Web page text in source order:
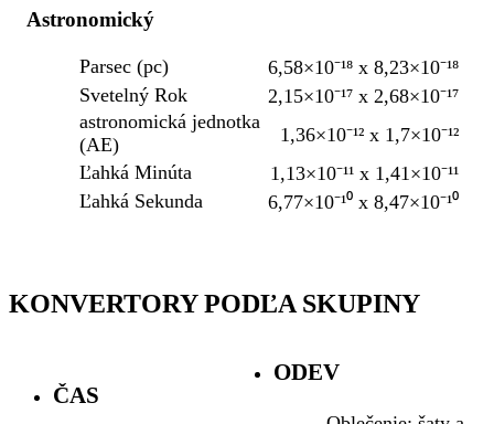
Astronomický
Parsec (pc)
6,58×10⁻¹⁸ x 8,23×10⁻¹⁸
Svetelný Rok
2,15×10⁻¹⁷ x 2,68×10⁻¹⁷
astronomická jednotka
(AE)
1,36×10⁻¹² x 1,7×10⁻¹²
Ľahká Minúta
1,13×10⁻¹¹ x 1,41×10⁻¹¹
Ľahká Sekunda
6,77×10⁻¹⁰ x 8,47×10⁻¹⁰
KONVERTORY PODĽA SKUPINY
ČAS
ODEV